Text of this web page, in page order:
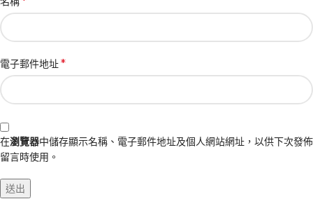
電子郵件地址*
在瀏覽器中儲存顯示名稱、電子郵件地址及個人網站網址，以供下次發佈
留言時使用。